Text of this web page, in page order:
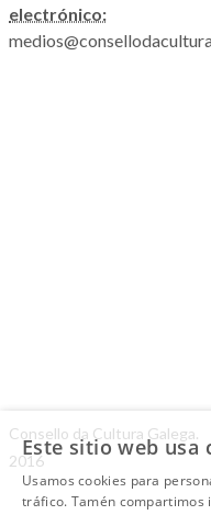
electrónico:
Consello da Cultura Galega.
2016
Este sitio web usa
Usamos cookies para
tráfico. Tamén compartimos